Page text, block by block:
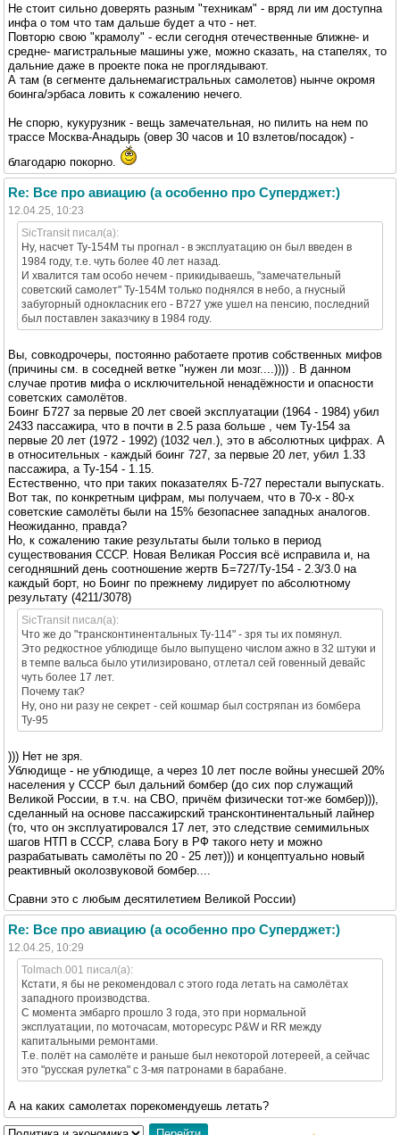
Не стоит сильно доверять разным "техникам" - вряд ли им доступна
инфа о том что там дальше будет а что - нет.
Повторю свою "крамолу" - если сегодня отечественные ближне- и
средне- магистральные машины уже, можно сказать, на стапелях, то
дальние даже в проекте пока не проглядывают.
А там (в сегменте дальнемагистральных самолетов) нынче окромя
боинга/эрбаса ловить к сожалению нечего.
Не спорю, кукурузник - вещь замечательная, но пилить на нем по
трассе Москва-Анадырь (овер 30 часов и 10 взлетов/посадок) -
благодарю покорно.
Re: Все про авиацию (а особенно про Суперджет:)
12.04.25, 10:23
SicTransit писал(а):
Ну, насчет Ту-154М ты прогнал - в эксплуатацию он был введен в
1984 году, т.е. чуть более 40 лет назад.
И хвалится там особо нечем - прикидываешь, "замечательный
советский самолет" Ту-154М только поднялся в небо, а гнусный
забугорный однокласник его - В727 уже ушел на пенсию, последний
был поставлен заказчику в 1984 году.
Вы, совкодрочеры, постоянно работаете против собственных мифов
(причины см. в соседней ветке "нужен ли мозг....)))) . В данном
случае против мифа о исключительной ненадёжности и опасности
советских самолётов.
Боинг Б727 за первые 20 лет своей эксплуатации (1964 - 1984) убил
2433 пассажира, что в почти в 2.5 раза больше , чем Ту-154 за
первые 20 лет (1972 - 1992) (1032 чел.), это в абсолютных цифрах. А
в относительных - каждый боинг 727, за первые 20 лет, убил 1.33
пассажира, а Ту-154 - 1.15.
Естественно, что при таких показателях Б-727 перестали выпускать.
Вот так, по конкретным цифрам, мы получаем, что в 70-х - 80-х
советские самолёты были на 15% безопаснее западных аналогов.
Неожиданно, правда?
Но, к сожалению такие результаты были только в период
существования СССР. Новая Великая Россия всё исправила и, на
сегодняшний день соотношение жертв Б=727/Ту-154 - 2.3/3.0 на
каждый борт, но Боинг по прежнему лидирует по абсолютному
результату (4211/3078)
SicTransit писал(а):
Что же до "трансконтинентальных Ту-114" - зря ты их помянул.
Это редкостное ублюдище было выпущено числом ажно в 32 штуки и
в темпе вальса было утилизировано, отлетал сей говенный девайс
чуть более 17 лет.
Почему так?
Ну, оно ни разу не секрет - сей кошмар был состряпан из бомбера
Ту-95
))) Нет не зря.
Ублюдище - не ублюдище, а через 10 лет после войны унесшей 20%
населения у СССР был дальний бомбер (до сих пор служащий
Великой России, в т.ч. на СВО, причём физически тот-же бомбер))),
сделанный на основе пассажирский трансконтинентальный лайнер
(то, что он эксплуатировался 17 лет, это следствие семимильных
шагов НТП в СССР, слава Богу в РФ такого нету и можно
разрабатывать самолёты по 20 - 25 лет))) и концептуально новый
реактивный околозвуковой бомбер....
Сравни это с любым десятилетием Великой России)
Re: Все про авиацию (а особенно про Суперджет:)
12.04.25, 10:29
Tolmach.001 писал(а):
Кстати, я бы не рекомендовал с этого года летать на самолётах
западного производства.
С момента эмбарго прошло 3 года, это при нормальной
эксплуатации, по моточасам, моторесурс P&W и RR между
капитальными ремонтами.
Т.е. полёт на самолёте и раньше был некоторой лотереей, а сейчас
это "русская рулетка" с 3-мя патронами в барабане.
А на каких самолетах порекомендуешь летать?